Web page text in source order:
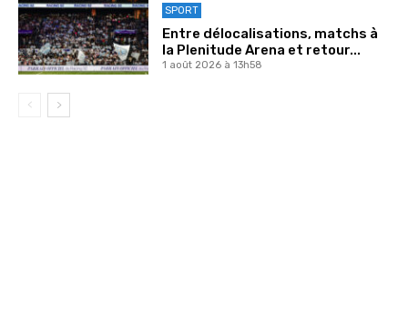
SPORT
Entre délocalisations, matchs à
la Plenitude Arena et retour...
1 août 2026 à 13h58